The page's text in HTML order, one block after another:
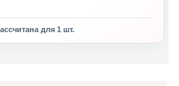
для 1 шт.